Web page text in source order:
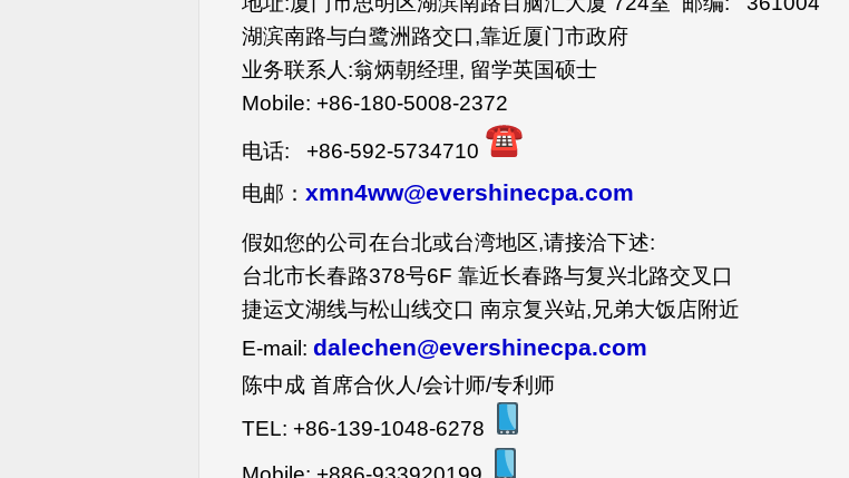
湖滨南路与白鹭洲路交口,靠近厦门市政府
业务联系人:翁炳朝经理, 留学英国硕士
Mobile: +86-180-5008-2372
电话: +86-592-5734710
电邮： xmn4ww@evershinecpa.com
假如您的公司在台北或台湾地区,请接洽下述:
台北市长春路378号6F 靠近长春路与复兴北路交叉口
捷运文湖线与松山线交口 南京复兴站,兄弟大饭店附近
E-mail: dalechen@evershinecpa.com
陈中成 首席合伙人/会计师/专利师
TEL: +86-139-1048-6278